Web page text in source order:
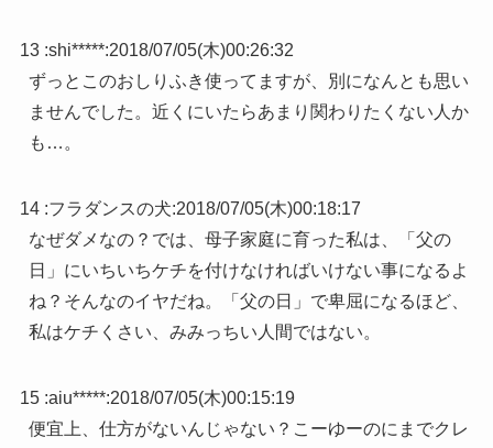
13 :shi*****:2018/07/05(木)00:26:32
ずっとこのおしりふき使ってますが、別になんとも思い
ませんでした。近くにいたらあまり関わりたくない人か
も…。
14 :フラダンスの犬:2018/07/05(木)00:18:17
なぜダメなの？では、母子家庭に育った私は、「父の
日」にいちいちケチを付けなければいけない事になるよ
ね？そんなのイヤだね。「父の日」で卑屈になるほど、
私はケチくさい、みみっちい人間ではない。
15 :aiu*****:2018/07/05(木)00:15:19
便宜上、仕方がないんじゃない？こーゆーのにまでクレ